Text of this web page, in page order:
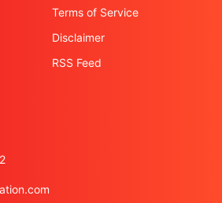
Terms of Service
Disclaimer
RSS Feed